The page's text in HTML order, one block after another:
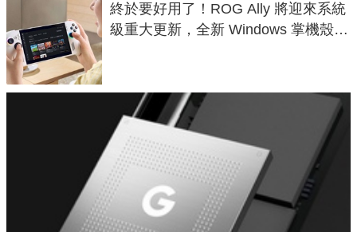
終於要好用了！ROG Ally 將迎來系統
級重大更新，全新 Windows 掌機殼模